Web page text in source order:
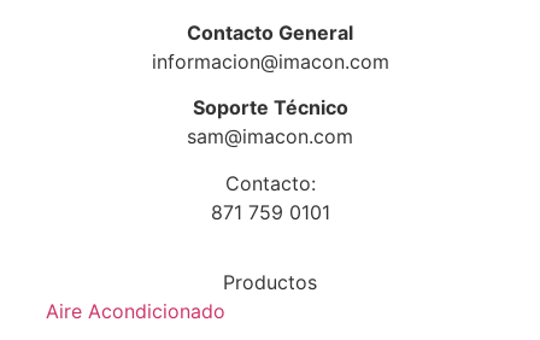
Contacto General
informacion@imacon.com
Soporte Técnico
sam@imacon.com
Contacto:
871 759 0101
Productos
Aire Acondicionado